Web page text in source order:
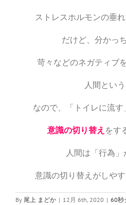
ストレスホルモンの垂
だけど、分かっ
苛々などのネガティブ
人間とい
なので、「トイレに流
意識の切り替え をす
人間は「行為」
意識の切り替えがしや
By 尾上 まどか | 12月 6th, 2020 | 60秒